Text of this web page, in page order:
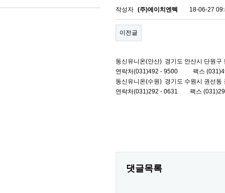
작성자 (주)에이치엔텍 18-06-27
이전글
동신유니온(안산) 경기도 안산시 단원
연락처(031)492 - 9500 팩스
동신유니온(수원) 경기도 수원시 권선
연락처(031)292 - 0631 팩스
댓글목록